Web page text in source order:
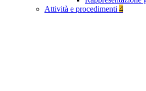
Attività e procedimenti 4